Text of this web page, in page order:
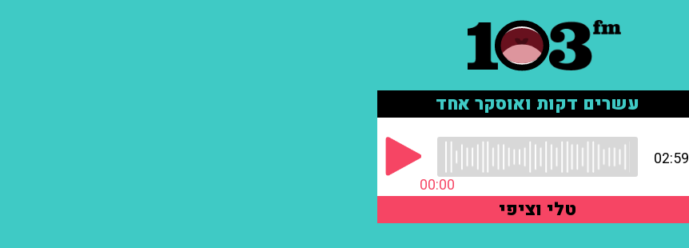
עשרים דקות ואוסקר אחד
00:00
02:59
טלי וציפי